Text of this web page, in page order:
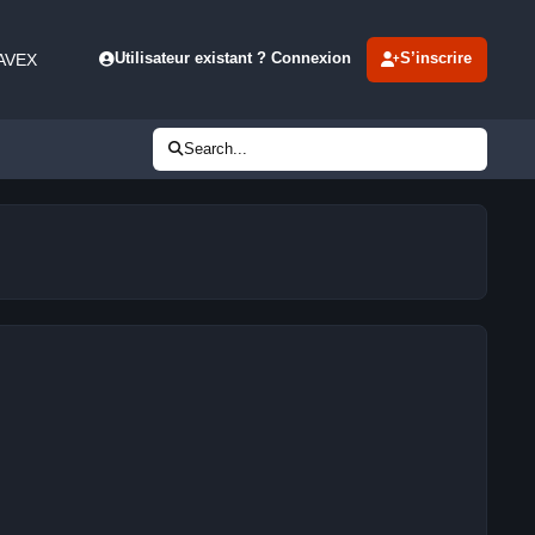
Utilisateur existant ? Connexion S’inscrire
Search...